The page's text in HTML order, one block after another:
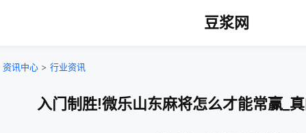
豆浆网
资讯中心 > 行业资讯
入门制胜!微乐山东麻将怎么才能常赢_